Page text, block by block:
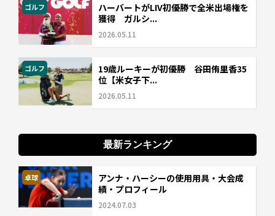
ゴルフ
ハーバートがLIV初優勝で全米出場権を
獲得 ガルシ...
2026.05.11
ゴルフ
19歳ルーキーが初優勝 谷田侑里香35
位【米女子下...
2026.05.11
最新ランキング
卓球
アンナ・ハーシーの使用用具・大会成
績・プロフィール
2024.07.03